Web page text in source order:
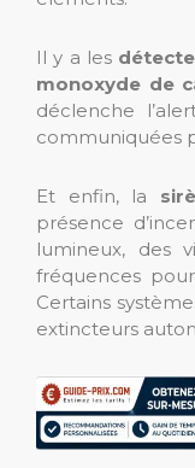
Il y a les
monoxyde de
déclenche
communiquées
Et enfin, la
présence
lumineux, des
fréquences
Certains
extincteurs